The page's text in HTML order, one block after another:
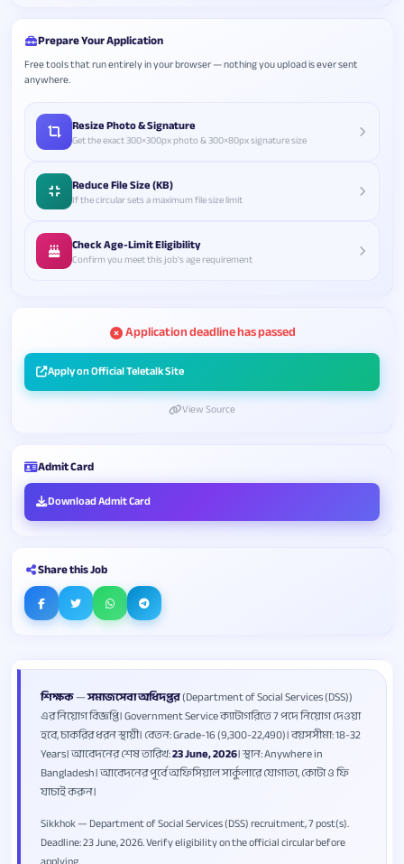
শিক্ষক—সমাজসেবা অধিদপ্তর(Department of Social Services (DSS))
এর নিয়োগ বিজ্ঞপ্তি। Government Service ক্যাটাগরিতে 7 পদে নিয়োগ দেওয়া
হবে, চাকরির ধরন স্থায়ী। বেতন: Grade-16 (9,300-22,490)। বয়সসীমা: 18-32
Years। আবেদনের শেষ তারিখ:23 June, 2026। স্থান: Anywhere in
Bangladesh। আবেদনের পূর্বে অফিসিয়াল সার্কুলারে যোগ্যতা, কোটা ও ফি
যাচাই করুন।
Sikkhok — Department of Social Services (DSS) recruitment, 7 post(s).
Deadline: 23 June, 2026. Verify eligibility on the official circular before
Prepare Your Application
Free tools that run entirely in your browser — nothing you upload is ever sent
anywhere.
Resize Photo & Signature
Get the exact 300×300px photo & 300×80px signature size
Reduce File Size (KB)
If the circular sets a maximum file size limit
Check Age-Limit Eligibility
Confirm you meet this job's age requirement
Application deadline has passed
Apply on Official Teletalk Site
View Source
Admit Card
Download Admit Card
Share this Job